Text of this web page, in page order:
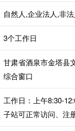
自然人,企业法人,非
3个工作日
甘肃省酒泉市金塔县
综合窗口
工作日：上午8:30-
子站可正常访问、注